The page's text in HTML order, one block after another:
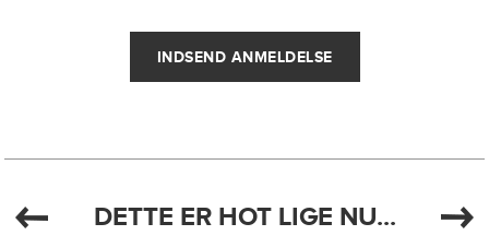
DETTE ER HOT LIGE NU...